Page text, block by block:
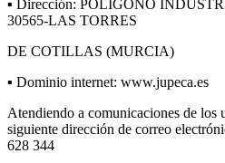
▪ Dirección: POLIGONO
30565-LAS TORRES
DE COTILLAS (MURCIA)
▪ Dominio internet: www.jupeca.es
Atendiendo a comunicaciones de los
siguiente dirección de correo
628 344